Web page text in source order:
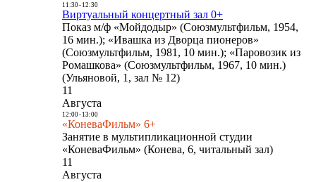
11:30- 12:30
Виртуальный концертный зал 0+
Показ м/ф «Мойдодыр» (Союзмультфильм, 1954,
16 мин.); «Ивашка из Дворца пионеров»
(Союзмультфильм, 1981, 10 мин.); «Паровозик из
Ромашкова» (Союзмультфильм, 1967, 10 мин.)
(Ульяновой, 1, зал № 12)
11
Августа
12:00- 13:00
«КоневаФильм» 6+
Занятие в мультипликационной студии
«КоневаФильм» (Конева, 6, читальный зал)
11
Августа